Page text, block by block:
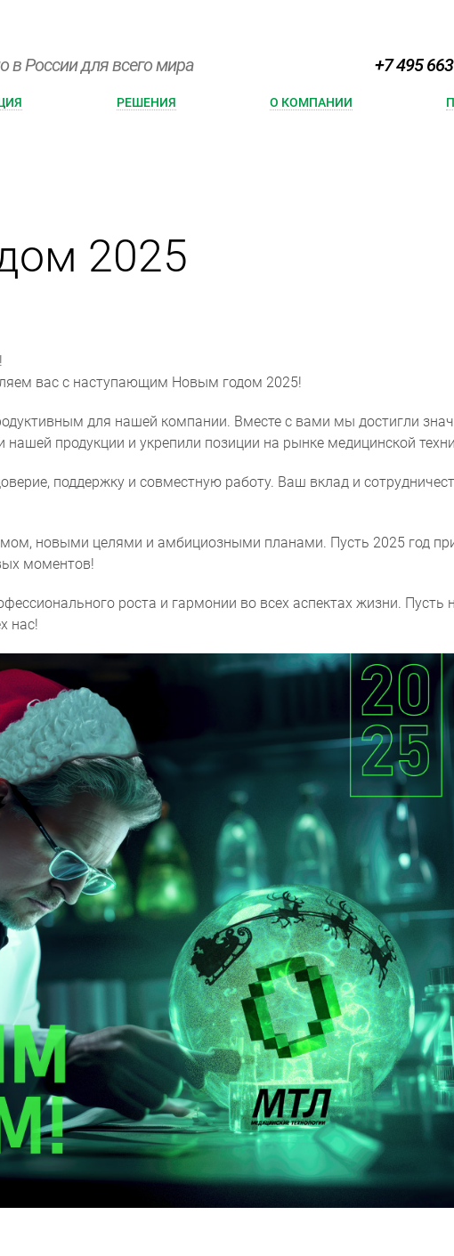
в России для всего мира +7 495
РЕШЕНИЯ О КОМПАНИИ
2025
вас с наступающим Новым годом 2025!
для нашей компании. Вместе с вами мы достигли
продукции и укрепили позиции на рынке медицинской
поддержку и совместную работу. Ваш вклад и
новыми целями и амбициозными планами. Пусть 2025 год
моментов!
роста и гармонии во всех аспектах жизни. Пусть
нас!